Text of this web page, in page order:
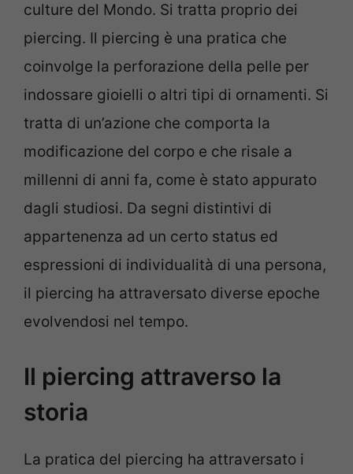
culture del Mondo. Si tratta proprio dei
piercing. Il piercing è una pratica che
coinvolge la perforazione della pelle per
indossare gioielli o altri tipi di ornamenti. Si
tratta di un’azione che comporta la
modificazione del corpo e che risale a
millenni di anni fa, come è stato appurato
dagli studiosi. Da segni distintivi di
appartenenza ad un certo status ed
espressioni di individualità di una persona,
il piercing ha attraversato diverse epoche
evolvendosi nel tempo.
Il piercing attraverso la
storia
La pratica del piercing ha attraversato i